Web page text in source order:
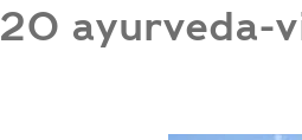
20 ayurveda-